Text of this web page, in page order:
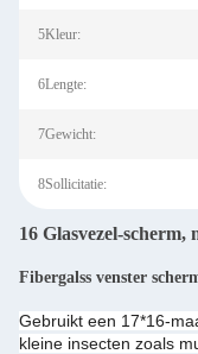
5Kleur:
6Lengte:
7Gewicht:
8Sollicitatie:
16 Glasvezel-
Fibergalss venster
Gebruikt een 17*16-
kleine insecten zoals